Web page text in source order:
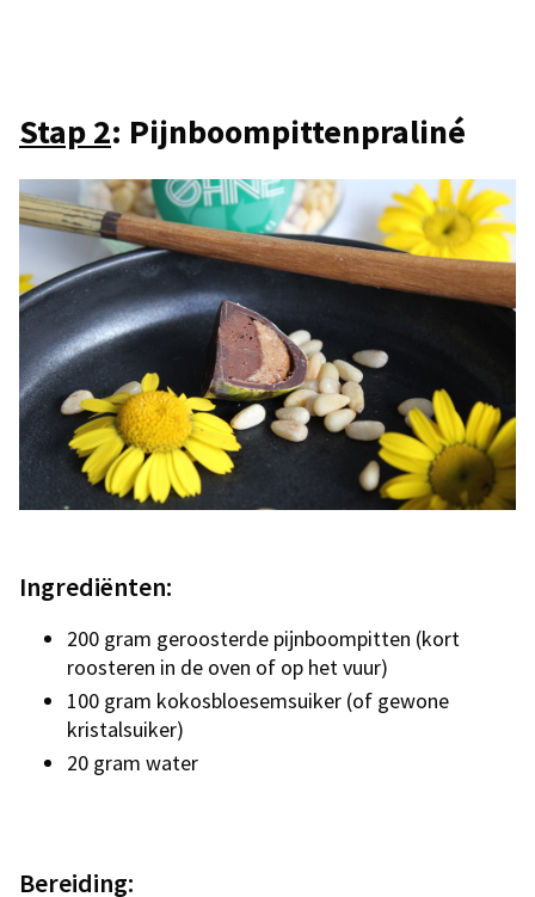
Stap 2: Pijnboompittenpraliné
Ingrediënten:
200 gram geroosterde pijnboompitten (kort
roosteren in de oven of op het vuur)
100 gram kokosbloesemsuiker (of gewone
kristalsuiker)
20 gram water
Bereiding: